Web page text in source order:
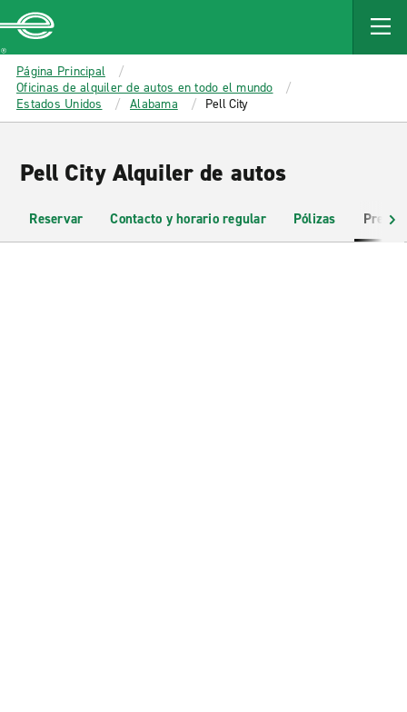
MAIN
CONTENT
Enterprise
Página Principal
Oficinas de alquiler de autos en todo el mundo
Estados Unidos
Alabama Pell City
Pell City Alquiler de autos
Reservar Contacto y horario regular Pólizas